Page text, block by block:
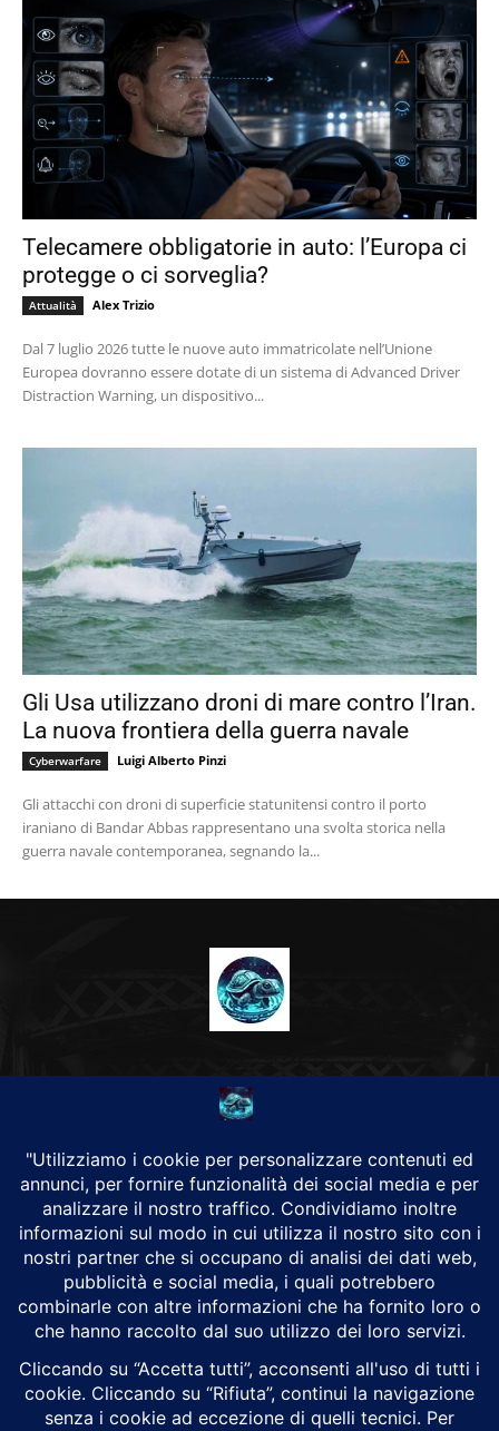
Telecamere obbligatorie in auto: l’Europa ci
protegge o ci sorveglia?
Attualità Alex Trizio
Dal 7 luglio 2026 tutte le nuove auto immatricolate nell’Unione
Europea dovranno essere dotate di un sistema di Advanced Driver
Distraction Warning, un dispositivo...
Gli Usa utilizzano droni di mare contro l’Iran.
La nuova frontiera della guerra navale
Cyberwarfare Luigi Alberto Pinzi
Gli attacchi con droni di superficie statunitensi contro il porto
iraniano di Bandar Abbas rappresentano una svolta storica nella
guerra navale contemporanea, segnando la...
CHI SIAMO
Alground Geopolitica e Cyberwarfare.
Da una idea di Brunilde Trizio
Alground fa parte del Gruppo Trizio
SEGUICI